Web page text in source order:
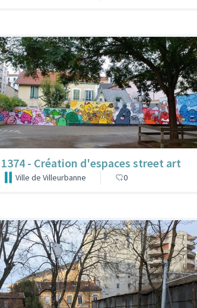
1374 - Création d'espaces street art
Ville de Villeurbanne 0